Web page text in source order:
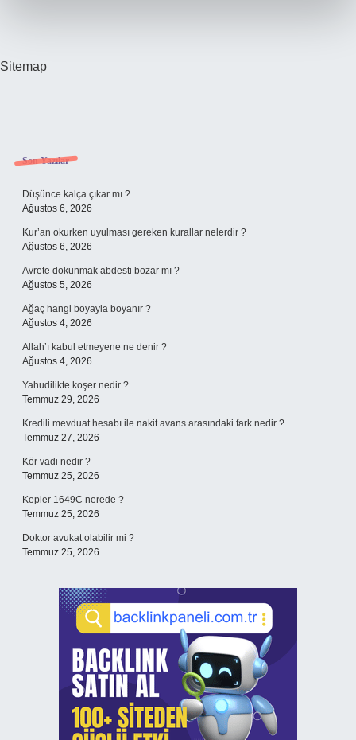
Sitemap
Sidebar
Son Yazılar
Düşünce kalça çıkar mı ?
Ağustos 6, 2026
Kur’an okurken uyulması gereken kurallar nelerdir ?
Ağustos 6, 2026
Avrete dokunmak abdesti bozar mı ?
Ağustos 5, 2026
Ağaç hangi boyayla boyanır ?
Ağustos 4, 2026
Allah’ı kabul etmeyene ne denir ?
Ağustos 4, 2026
Yahudilikte koşer nedir ?
Temmuz 29, 2026
Kredili mevduat hesabı ile nakit avans arasındaki fark nedir ?
Temmuz 27, 2026
Kör vadi nedir ?
Temmuz 25, 2026
Kepler 1649C nerede ?
Temmuz 25, 2026
Doktor avukat olabilir mi ?
Temmuz 25, 2026